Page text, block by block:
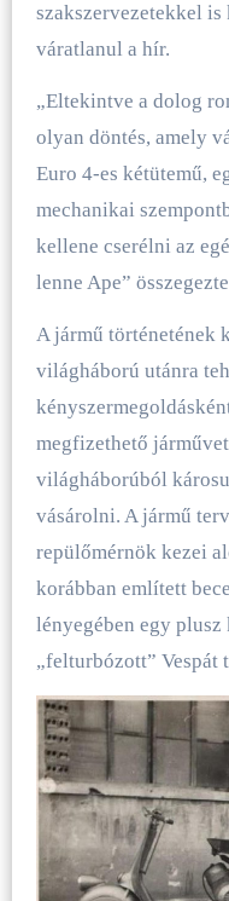
szakszervezetekkel
váratlanul a hír.
„Eltekintve a dolog
olyan döntés, amely
Euro 4-es kétütemű,
mechanikai
kellene cserélni az
lenne Ape”
A jármű történetének
világháború utánra
megfizethető
világháborúból
vásárolni. A jármű
repülőmérnök kezei
korábban említett
lényegében egy
„felturbózott” Vespát